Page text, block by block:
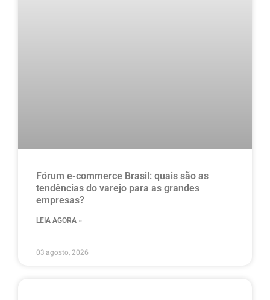
Fórum e-commerce Brasil: quais são as
tendências do varejo para as grandes
empresas?
LEIA AGORA »
03 agosto, 2026